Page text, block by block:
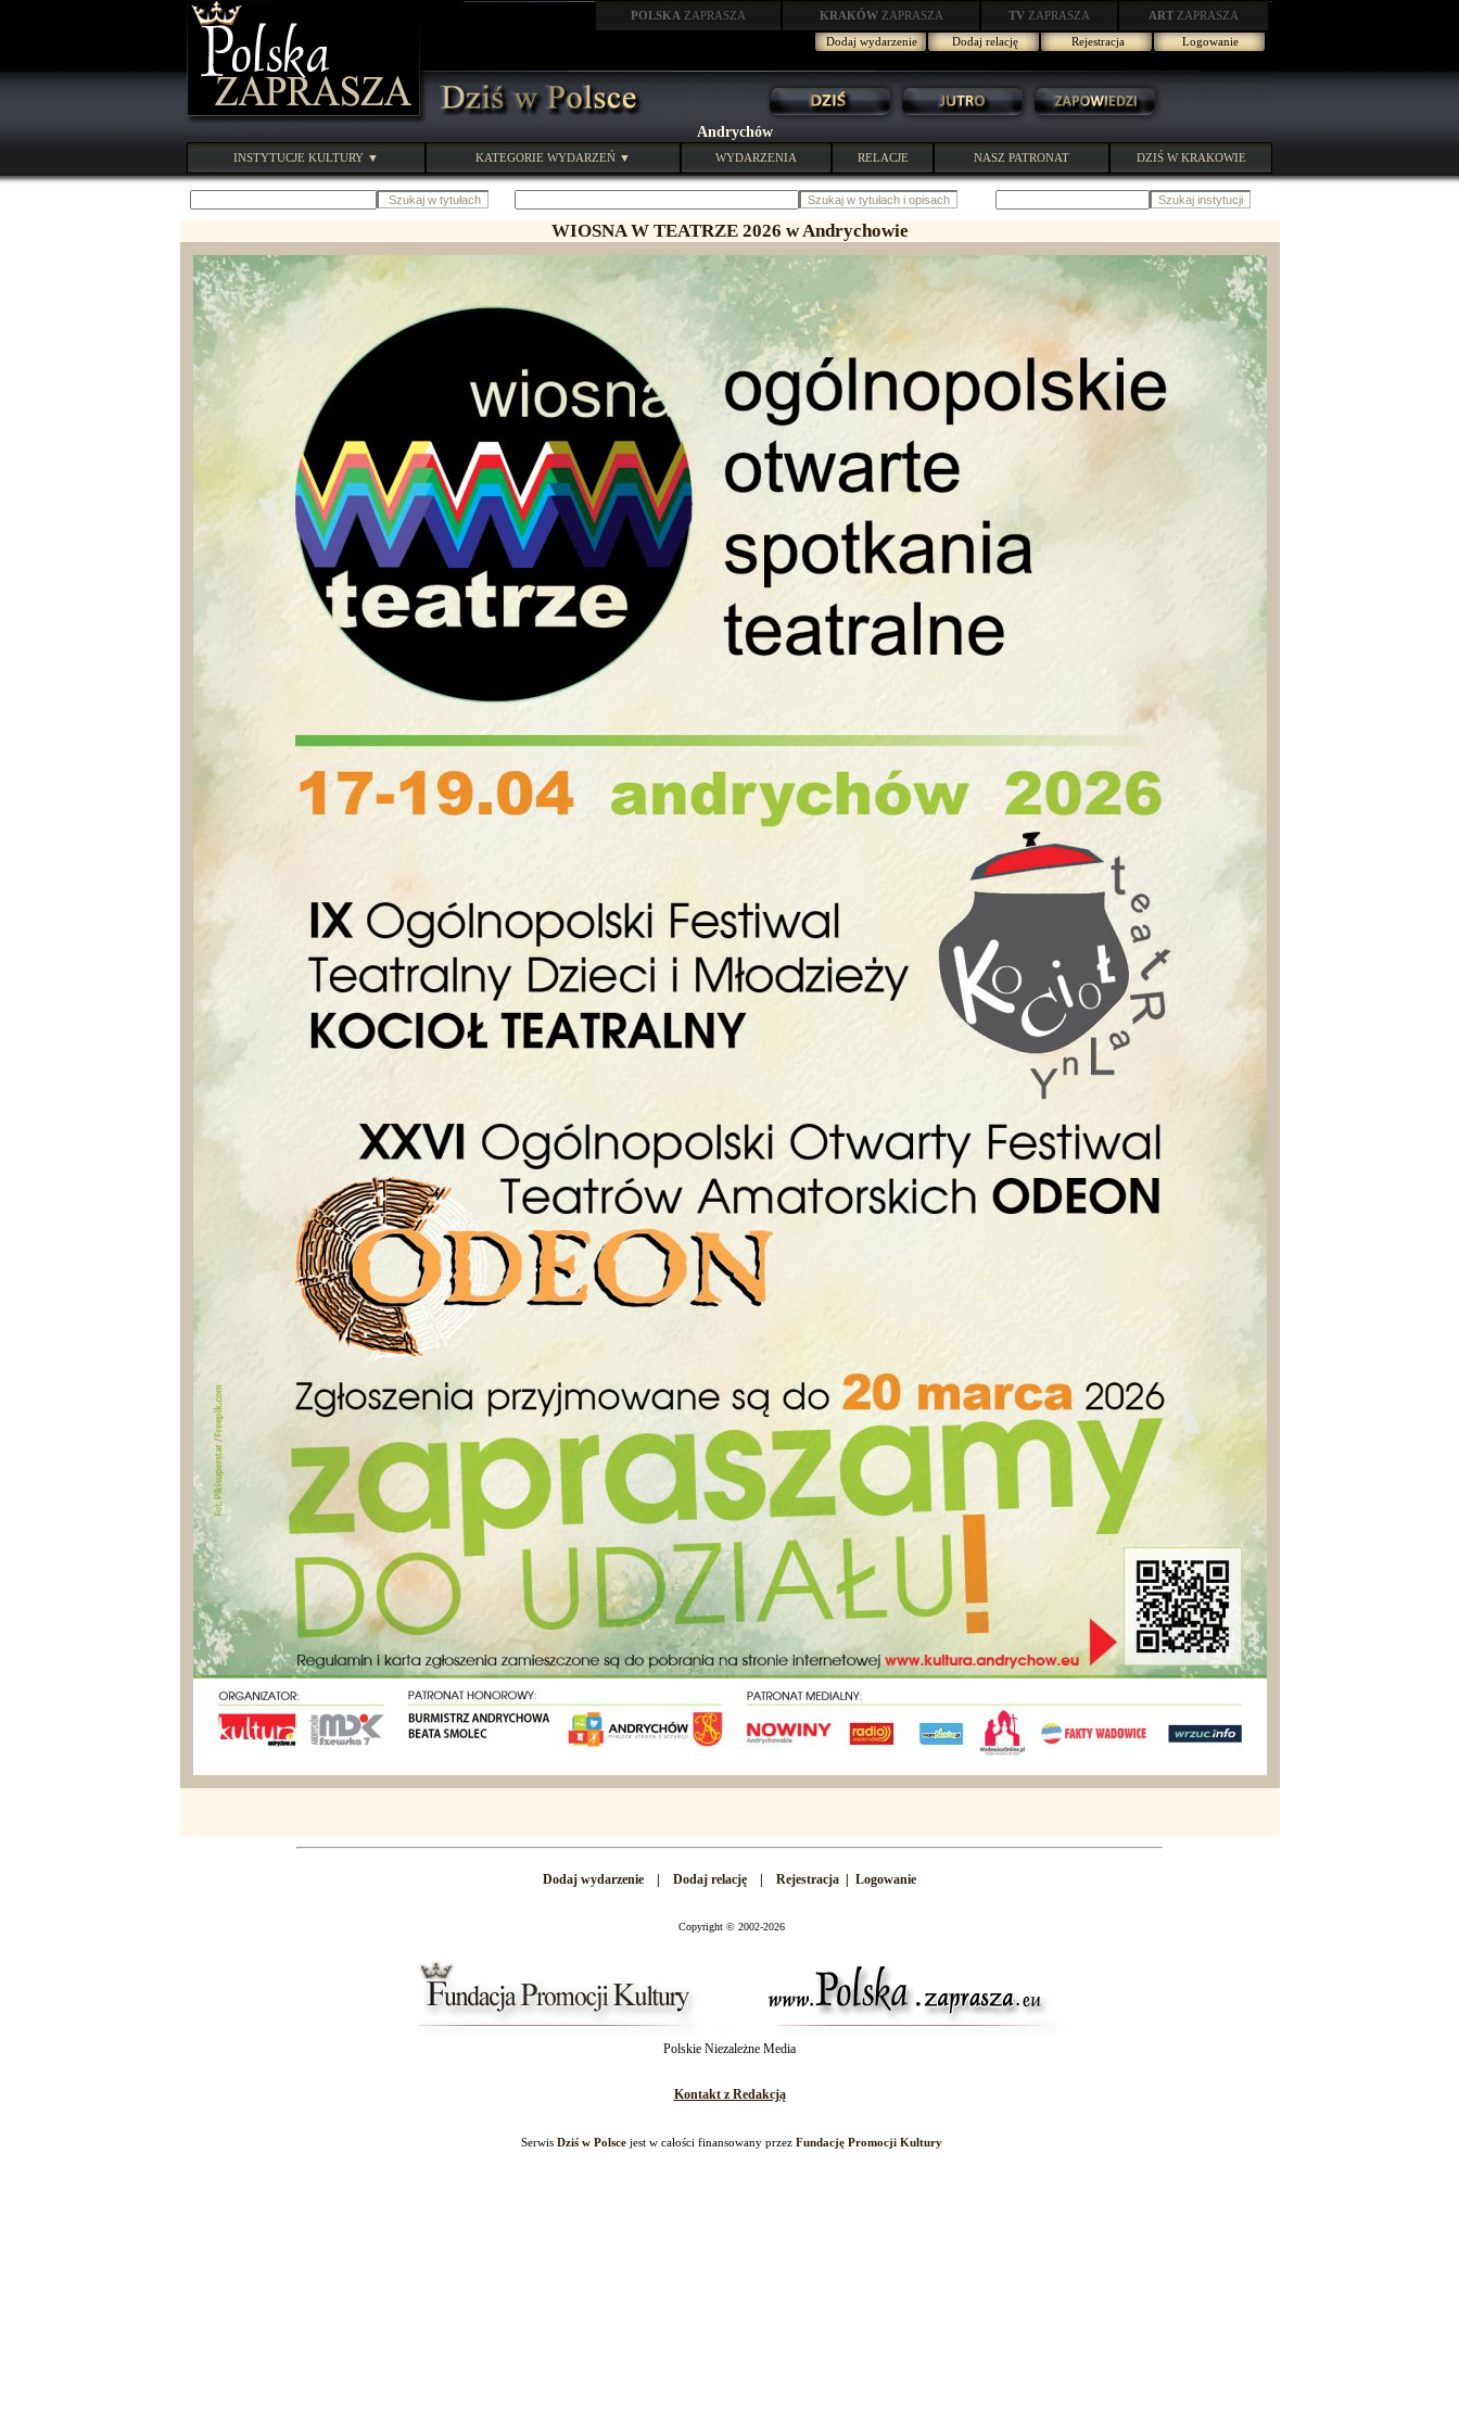
POLSKA ZAPRASZA KRAKÓW ZAPRASZA TV ZAPRASZA ART ZAPRASZA
Dodaj wydarzenie
Dodaj relację Rejestracja Logowanie
Andrychów
INSTYTUCJE KULTURY ▼ KATEGORIE WYDARZEŃ ▼ WYDARZENIA RELACJE NASZ PATRONAT DZIŚ W KRAKOWIE
WIOSNA W TEATRZE 2026 w Andrychowie
Dodaj wydarzenie Dodaj relację Rejestracja Logowanie
Copyright ©2002-2026
Polskie Niezależne Media
Kontakt z Redakcją
Serwis Dziś w Polscejest w całości finansowany przez Fundację Promocji Kultury